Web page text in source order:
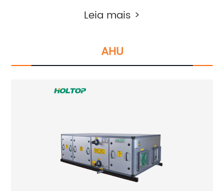
rotativos)
Leia mais >
AHU